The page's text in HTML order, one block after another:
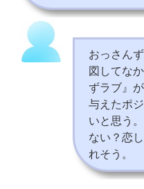
おっさん
図してな
ずラブ』
与えたポ
いと思う
ない？恋
れそう。